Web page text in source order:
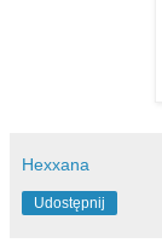
Hexxana
Udostępnij